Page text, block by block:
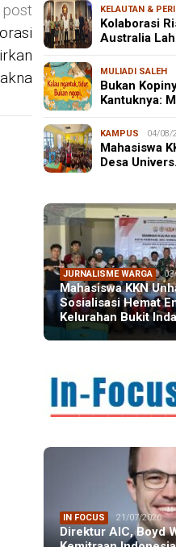
KELAUTAN &
Kolaborasi
Australia
MULIADI SALEH
Bukan
Kantuknya:
KAMPUS 04/08/
Mahasiswa
Desa
JURNALISME WARGA
Mahasiswa KKN
Sosialisasi Hemat
Kelurahan Bukit
IN FOCUS 21/07/2026
Direktur AIC, Boyd